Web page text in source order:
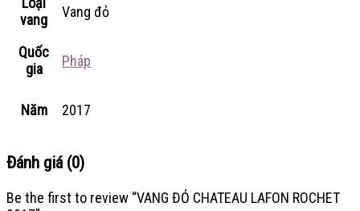
vang
Vang đỏ
Quốc
gia
Pháp
Năm 2017
Đánh giá (0)
Be the first to review “VANG ĐỎ CHATEAU LAFON ROCHET